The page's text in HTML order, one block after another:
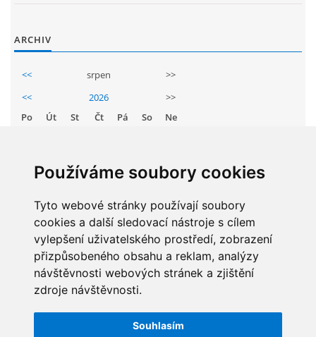
Používáme soubory cookies
Tyto webové stránky používají soubory
cookies a další sledovací nástroje s cílem
vylepšení uživatelského prostředí, zobrazení
přizpůsobeného obsahu a reklam, analýzy
návštěvnosti webových stránek a zjištění
zdroje návštěvnosti.
Souhlasím
GDPR
PŘEDŠKOLÁCI
JAK MOTIVOVAT DÍTĚ KE ČTENÍ
REZERVAČNÍ SYSTÉM SPORTOVNÍ HALY
ŠKOLNÍ PORADENSKÉ PRACOVIŠTĚ
NEPOTŘEBNÝ MAJETEK
NAUČNÁ STEZKA ZBRASLAV
ARCHIV
<< srpen
>>
<<
2026
>>
Po
Út St Čt Pá So
Ne
11 12 13 14 15
16
18 19 20 21 22
23
25 26 27 28 29
30
STATISTIKY